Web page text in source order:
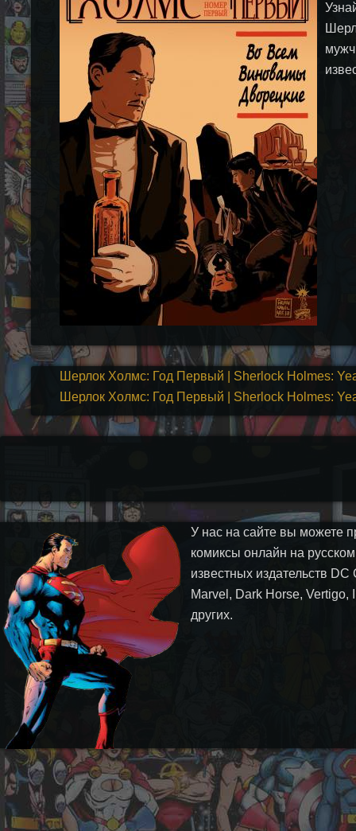
Шерлок Холмс: Год Первый | Sherlock Holmes:
Шерлок Холмс: Год Первый | Sherlock Holmes:
У нас на сайте вы можете
комиксы онлайн на
известных издательств DC
Marvel, Dark Horse, Vertigo,
других.